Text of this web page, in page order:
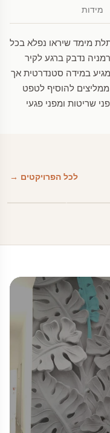
מידות
מימד שיראו נפלא בכל
נדבק ברגע לקיר
במידה סטנדרטית אך
להוסיף לטפט
שריטות ומפני פגעי
לכל הפרויקטים →